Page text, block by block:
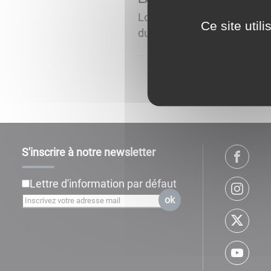
Lorem ipsum dolor sit
dui tempor risus, ut
S'inscrire à notre newsletter
Lettre d'information par défaut
ok
Ce site